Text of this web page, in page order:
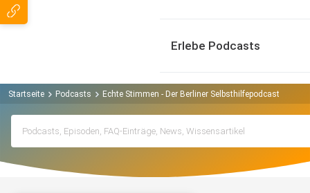
Erlebe Podcasts
Startseite Podcasts Echte Stimmen - Der Berliner Selbsthilfepodcast